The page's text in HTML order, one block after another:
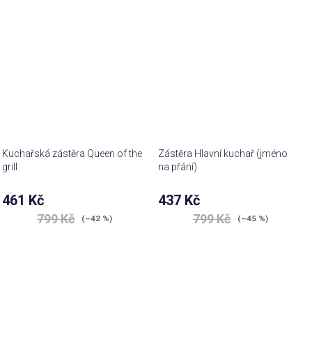
Kuchařská zástěra Queen of the
grill
461 Kč
799 Kč (–42 %)
Zástěra Hlavní kuchař (jméno
na přání)
437 Kč
799 Kč (–45 %)